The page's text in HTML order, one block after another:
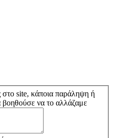
στο site, κάποια παράληψη ή
βοηθούσε να το αλλάζαμε